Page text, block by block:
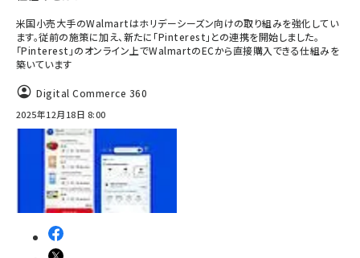
米国小売大手のWalmartはホリデーシーズン向けの取り組みを強化してい
ます。従前の施策に加え、新たに「Pinterest」との連携を開始しました。
「Pinterest」のオンライン上でWalmartのECから直接購入できる仕組みを
築いています
Digital Commerce 360
2025年12月18日 8:00